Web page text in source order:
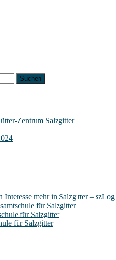
Zentrum Salzgitter
mehr in Salzgitter – szLog
für Salzgitter
für Salzgitter
für Salzgitter